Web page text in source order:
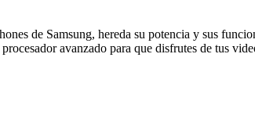
de Samsung, hereda su potencia y sus
avanzado para que disfrutes de tus